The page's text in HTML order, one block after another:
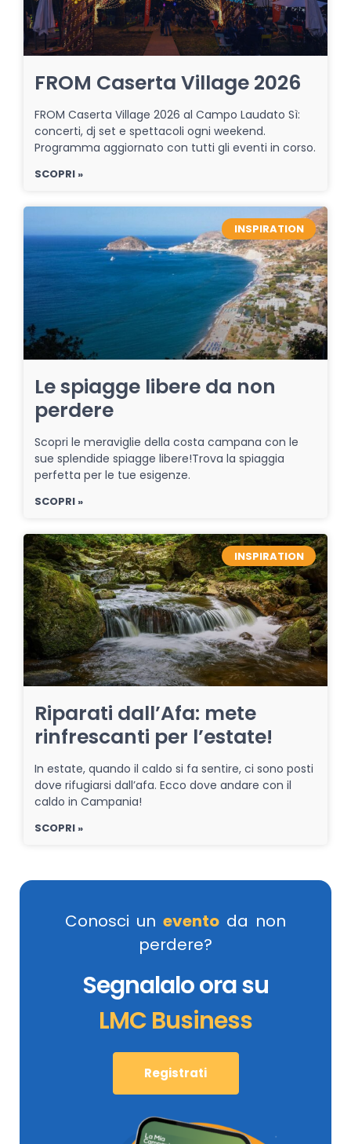
FROM Caserta Village 2026
FROM Caserta Village 2026 al Campo Laudato Sì:
concerti, dj set e spettacoli ogni weekend.
Programma aggiornato con tutti gli eventi in corso.
SCOPRI »
INSPIRATION
Le spiagge libere da non
perdere
Scopri le meraviglie della costa campana con le
sue splendide spiagge libere!Trova la spiaggia
perfetta per le tue esigenze.
SCOPRI »
INSPIRATION
Riparati dall’Afa: mete
rinfrescanti per l’estate!
In estate, quando il caldo si fa sentire, ci sono posti
dove rifugiarsi dall’afa. Ecco dove andare con il
caldo in Campania!
SCOPRI »
Conosci un evento da non
perdere?
Segnalalo ora su
LMC Business
Registrati